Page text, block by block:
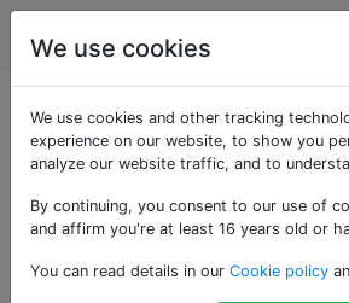
Vi & Vim
Come uso
strumento
102
Uso vim come editor
We use cookies
We use cookies and other tracking
experience on our website, to show you
analyze our website traffic, and to
By continuing, you consent to our use of
and affirm you're at least 16 years old or
You can read details in our Cookie policy